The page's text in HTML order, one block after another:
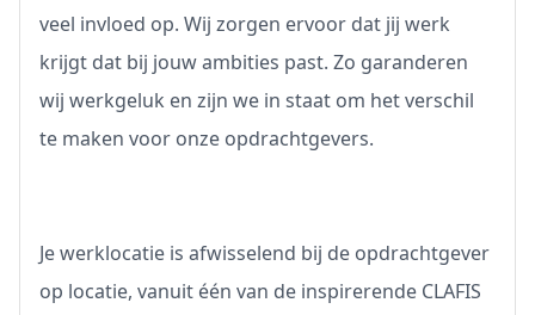
veel invloed op. Wij zorgen ervoor dat jij werk
krijgt dat bij jouw ambities past. Zo garanderen
wij werkgeluk en zijn we in staat om het verschil
te maken voor onze opdrachtgevers.
Je werklocatie is afwisselend bij de opdrachtgever
op locatie, vanuit één van de inspirerende CLAFIS